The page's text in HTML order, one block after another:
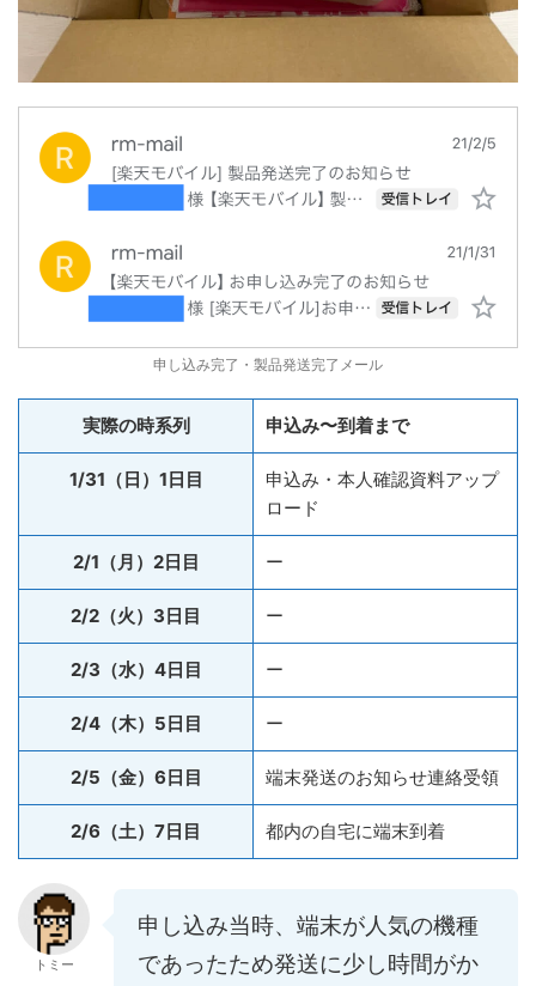
申し込み完了・製品発送完了メール
実際の時系列 申込み〜到着まで
1/31（日）1日目
申込み・本人確認資料アップ
ロード
2/1（月）2日目 ー
2/2（火）3日目 ー
2/3（水）4日目 ー
2/4（木）5日目 ー
2/5（金）6日目 端末発送のお知らせ連絡受領
2/6（土）7日目 都内の自宅に端末到着
トミー
申し込み当時、端末が人気の機種
であったため発送に少し時間がか